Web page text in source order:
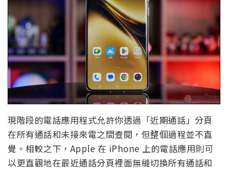
現階段的電話應用程式允許你透過「近期通話」分頁
在所有通話和未接來電之間查閱，但整個過程並不直
覺。相較之下，Apple 在 iPhone 上的電話應用則可
以更直觀地在最近通話分頁裡面無縫切換所有通話和